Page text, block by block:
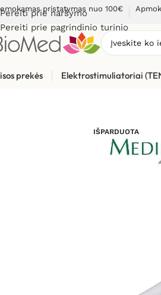
Pereiti prie naršymo
Pereiti prie pagrindinio turinio
pristatymas nuo 100€
prekės Elektrostimuliatoriai
Sveikatos priežiūrai
IŠPARDUOTA